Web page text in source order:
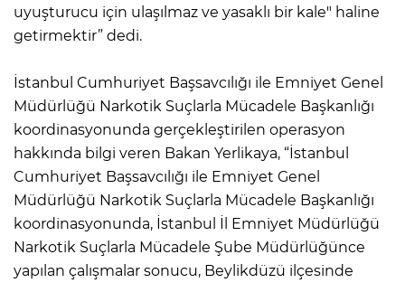
uyuşturucu için ulaşılmaz ve yasaklı bir kale" haline
getirmektir” dedi.
İstanbul Cumhuriyet Başsavcılığı ile Emniyet Genel
Müdürlüğü Narkotik Suçlarla Mücadele Başkanlığı
koordinasyonunda gerçekleştirilen operasyon
hakkında bilgi veren Bakan Yerlikaya, “İstanbul
Cumhuriyet Başsavcılığı ile Emniyet Genel
Müdürlüğü Narkotik Suçlarla Mücadele Başkanlığı
koordinasyonunda, İstanbul İl Emniyet Müdürlüğü
Narkotik Suçlarla Mücadele Şube Müdürlüğünce
yapılan çalışmalar sonucu, Beylikdüzü ilçesinde